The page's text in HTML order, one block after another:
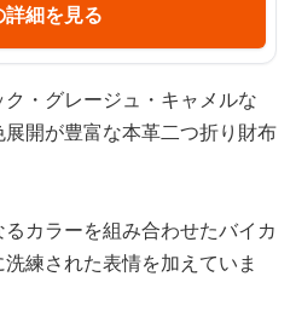
詳細を見る
・グレージュ・キャメルな
開が豊富な本革二つ折り財布
カラーを組み合わせたバイカ
練された表情を加えていま